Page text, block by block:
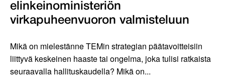
elinkeinoministeriön
virkapuheenvuoron valmisteluun
Mikä on mielestänne TEMin strategian päätavoitteisiin
liittyvä keskeinen haaste tai ongelma, joka tulisi ratkaista
seuraavalla hallituskaudella? Mikä on...